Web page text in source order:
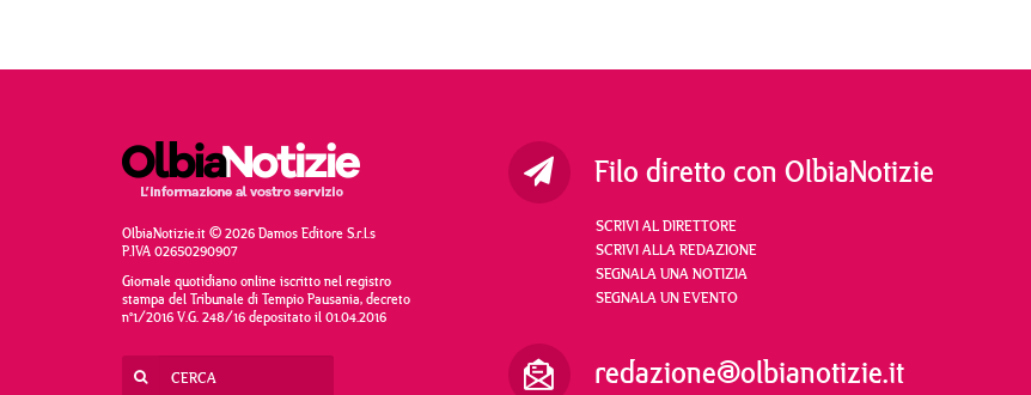
OlbiaNotizie.it © 2026 Damos Editore S.r.l.s
P.IVA 02650290907
Giornale quotidiano online iscritto nel registro
stampa del Tribunale di Tempio Pausania, decreto
n°1/2016 V.G. 248/16 depositato il 01.04.2016
Filo diretto con OlbiaNotizie
SCRIVI AL DIRETTORE
SCRIVI ALLA REDAZIONE
SEGNALA UNA NOTIZIA
SEGNALA UN EVENTO
redazione@olbianotizie.it